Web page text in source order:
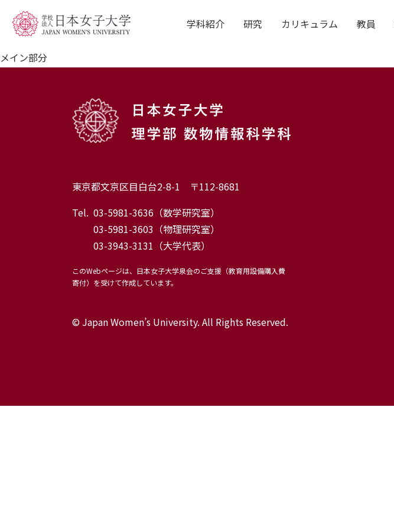
学科紹介 研究
学科Q&A 卒業後の進路
学科紹介 研究 カリキュラム 教員
メイン部分
東京都文京区目白台2-8-1 〒112-8681
Tel. 03-5981-3636 （数学研究室）
03-5981-3603 （物理研究室）
03-3943-3131 （大学代表）
このWebページは、日本女子大学泉会のご支援（教育用設備購入費
寄付）を受けて作成しています。
© Japan Women’s University. All Rights Reserved.